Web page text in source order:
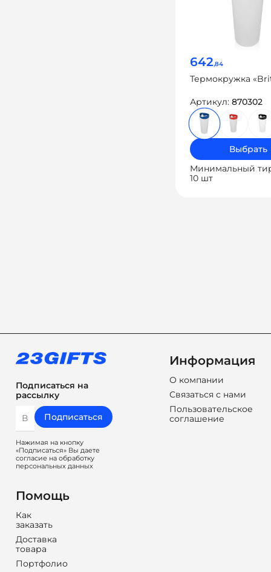
642,84
Термокружка
Артикул: 870302
Выбрать
Минимальный
10 шт
Подписаться на
рассылку
Подписаться
Нажимая на кнопку
«Подписаться» Вы даете
согласие на обработку
персональных данных
Информация
О компании
Связаться с нами
Пользовательское
соглашение
Помощь
Как
заказать
Доставка
товара
Портфолио